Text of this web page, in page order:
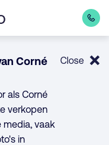
Corné
als Corné
verkopen
media, vaak
in
Close